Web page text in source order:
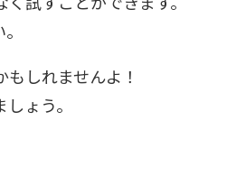
しれませんよ！
ょう。